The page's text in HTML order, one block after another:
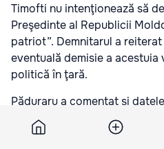
Timofti nu intenţionează să
Preşedinte al Republicii
patriot”. Demnitarul a
eventuală demisie a
politică în ţară.
Păduraru a comentat şi
vorbit luni Renato Usatîi,
rating prea mic pentru un